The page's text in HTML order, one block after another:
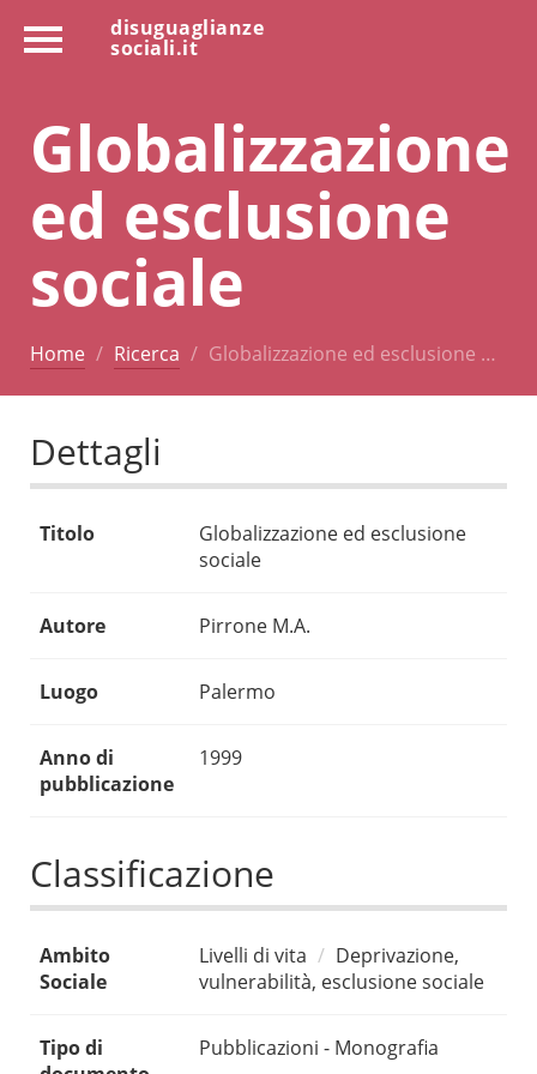
disuguaglianze
sociali.it
Globalizzazione
ed esclusione
sociale
Home Ricerca Globalizzazione ed esclusione …
Dettagli
Titolo
Globalizzazione ed esclusione
sociale
Autore Pirrone M.A.
Luogo Palermo
Anno di
pubblicazione
1999
Classificazione
Ambito
Sociale
Livelli di vita
Deprivazione,
vulnerabilità, esclusione sociale
Tipo di
Pubblicazioni - Monografia